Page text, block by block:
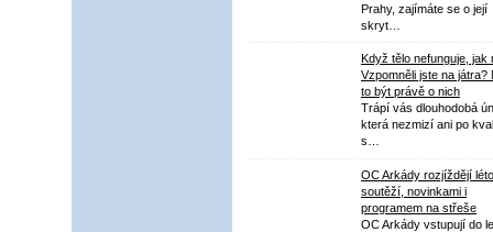
Prahy, zajímáte se o její
skryt…
Když tělo nefunguje, jak
Vzpomněli jste na játra?
to být právě o nich
Trápí vás dlouhodobá
která nezmizí ani po
s…
OC Arkády rozjíždějí léto
soutěží, novinkami i
programem na střeše
OC Arkády vstupují do